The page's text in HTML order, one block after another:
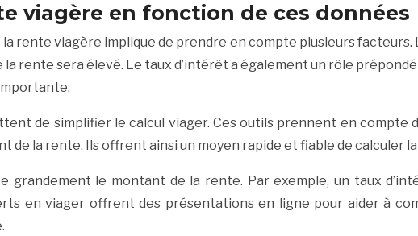
viagère en fonction de ces données
rente viagère implique de prendre en compte plusieurs facteurs.
la rente sera élevé. Le taux d’intérêt a également un rôle
de simplifier le calcul viager. Ces outils prennent en compte
de la rente. Ils offrent ainsi un moyen rapide et fiable de calculer
grandement le montant de la rente. Par exemple, un taux
en viager offrent des présentations en ligne pour aider à